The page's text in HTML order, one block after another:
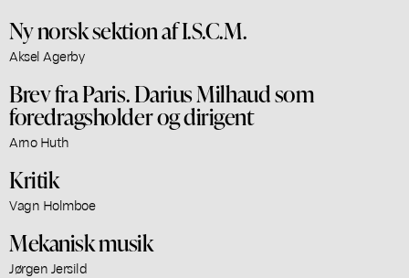
Ny norsk sektion af I.S.C.M.
Aksel Agerby
Brev fra Paris. Darius Milhaud som
foredragsholder og dirigent
Arno Huth
Kritik
Vagn Holmboe
Mekanisk musik
Jørgen Jersild